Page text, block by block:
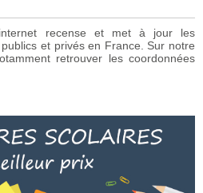
recense et met à jour les
et privés en France. Sur notre
retrouver les coordonnées